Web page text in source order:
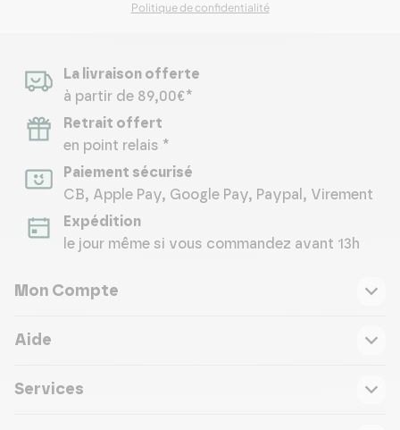
Politique de confidentialité
La livraison offerte
à partir de 89,00€*
Retrait offert
en point relais *
Paiement sécurisé
CB, Apple Pay, Google Pay, Paypal, Virement
Expédition
le jour même si vous commandez avant 13h
Mon Compte
Aide
Services